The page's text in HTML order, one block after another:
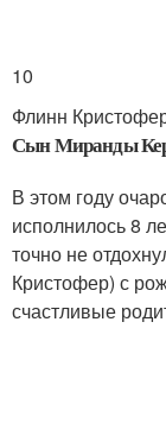
10
Флинн
Сын Миранды
В этом году
исполнилось 8
точно не
Кристофер) с
счастливые